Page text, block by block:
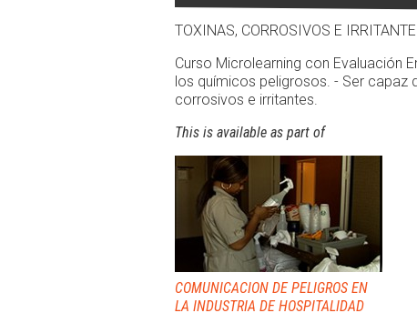
TOXINAS, CORROSIVOS E
Curso Microlearning con Evaluación
los químicos peligrosos. - Ser capaz
corrosivos e irritantes.
This is available as part of
COMUNICACION DE PELIGROS EN
LA INDUSTRIA DE HOSPITALIDAD